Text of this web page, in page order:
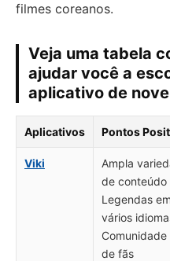
filmes coreanos.
Veja uma tabela
ajudar você a
aplicativo de
Aplicativos Pontos
Viki
Ampla
de conteúdo
Legendas em
vários
Comunidade
de fãs